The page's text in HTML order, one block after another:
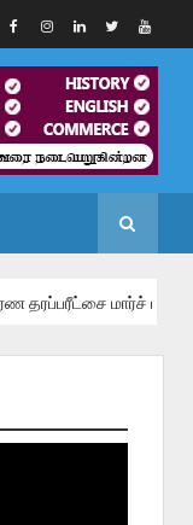
மார்ச் மாதத்தில்